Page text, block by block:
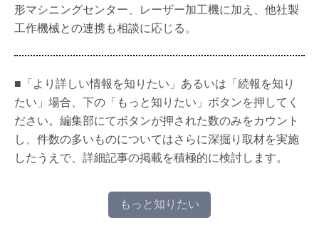
形マシニングセンター、レーザー加工機に加え、他社製
工作機械との連携も相談に応じる。
■「より詳しい情報を知りたい」あるいは「続報を知り
たい」場合、下の「もっと知りたい」ボタンを押してく
ださい。編集部にてボタンが押された数のみをカウント
し、件数の多いものについてはさらに深掘り取材を実施
したうえで、詳細記事の掲載を積極的に検討します。
もっと知りたい